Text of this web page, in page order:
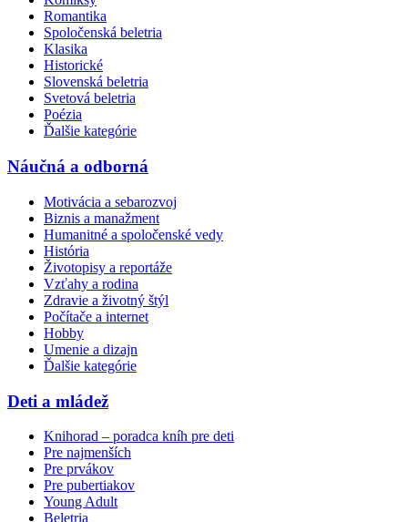
Romantika
Spoločenská beletria
Klasika
Historické
Slovenská beletria
Svetová beletria
Poézia
Ďalšie kategórie
Náučná a odborná
Motivácia a sebarozvoj
Biznis a manažment
Humanitné a spoločenské vedy
História
Životopisy a reportáže
Vzťahy a rodina
Zdravie a životný štýl
Počítače a internet
Hobby
Umenie a dizajn
Ďalšie kategórie
Deti a mládež
Knihorad – poradca kníh pre deti
Pre najmenších
Pre prvákov
Pre pubertiakov
Young Adult
Beletria